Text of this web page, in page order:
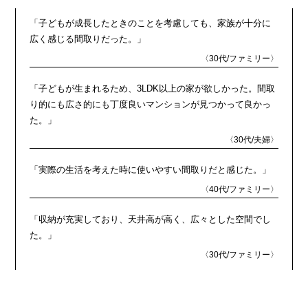
「子どもが成長したときのことを考慮しても、家族が十分に
広く感じる間取りだった。」
〈30代/ファミリー〉
「子どもが生まれるため、3LDK以上の家が欲しかった。間取
り的にも広さ的にも丁度良いマンションが見つかって良かっ
た。」
〈30代/夫婦〉
「実際の生活を考えた時に使いやすい間取りだと感じた。」
〈40代/ファミリー〉
「収納が充実しており、天井高が高く、広々とした空間でし
た。」
〈30代/ファミリー〉